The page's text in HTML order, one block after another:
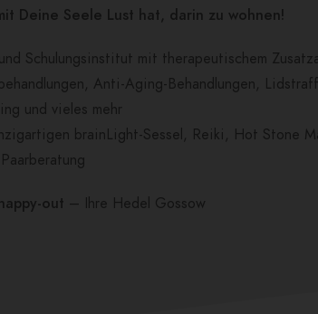
Deine Seele Lust hat, darin zu wohnen!
Schulungsinstitut mit therapeutischem
Anti-Aging-Behandlungen,
und vieles mehr
brainLight-Sessel, Reiki, Hot Stone
out – Ihre Hedel Gossow